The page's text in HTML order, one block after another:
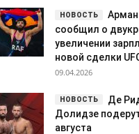
сообщил о
увеличении
новой сделки
09.04.2026
Де
Долидзе
августа